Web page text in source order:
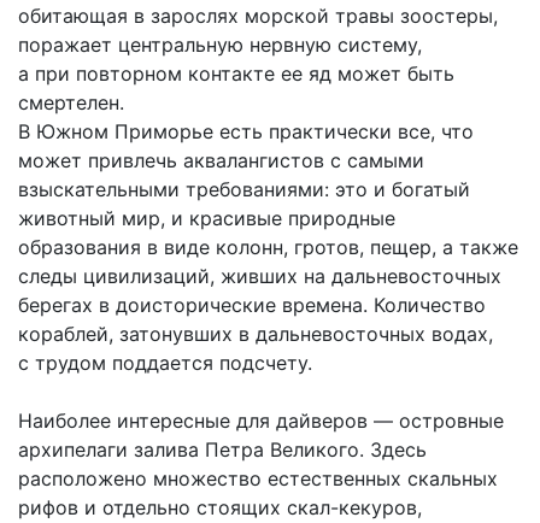
обитающая в зарослях морской травы зоостеры,
поражает центральную нервную систему,
а при повторном контакте ее яд может быть
смертелен.
В Южном Приморье есть практически все, что
может привлечь аквалангистов с самыми
взыскательными требованиями: это и богатый
животный мир, и красивые природные
образования в виде колонн, гротов, пещер, а также
следы цивилизаций, живших на дальневосточных
берегах в доисторические времена. Количество
кораблей, затонувших в дальневосточных водах,
с трудом поддается подсчету.
Наиболее интересные для дайверов — островные
архипелаги залива Петра Великого. Здесь
расположено множество естественных скальных
рифов и отдельно стоящих скал-кекуров,